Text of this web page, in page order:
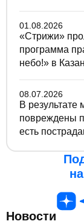
01.08.2026
«Стрижи»
программа
небо!» в
08.07.2026
В
повреждены
есть
Новости